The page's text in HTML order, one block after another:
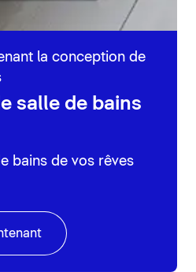
la conception de
salle de bains
bains de vos rêves